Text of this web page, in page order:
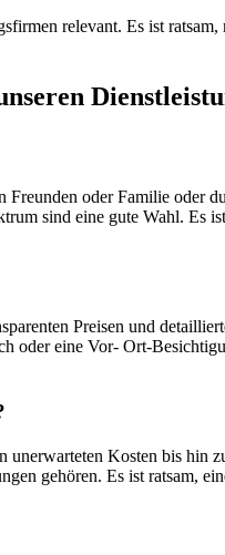
relevant. Es ist
oder Familie oder
sind eine gute Wahl. Es
Preisen und
oder eine Vor- Ort-
Kosten bis hin
gehören. Es ist ratsam,